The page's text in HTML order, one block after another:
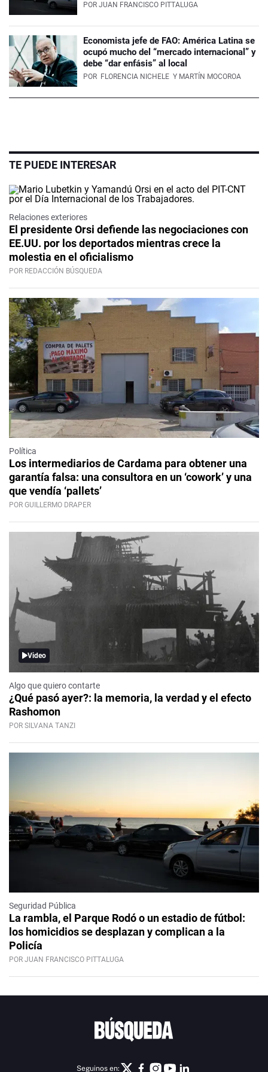
POR JUAN FRANCISCO PITTALUGA
Economista jefe de FAO: América Latina se
ocupó mucho del “mercado internacional” y
debe “dar enfásis” al local
POR FLORENCIA NICHELE Y MARTÍN MOCOROA
TE PUEDE INTERESAR
Relaciones exteriores
El presidente Orsi defiende las negociaciones con
EE.UU. por los deportados mientras crece la
molestia en el oficialismo
POR REDACCIÓN BÚSQUEDA
Política
Los intermediarios de Cardama para obtener una
garantía falsa: una consultora en un ‘cowork’ y una
que vendía ‘pallets’
POR GUILLERMO DRAPER
Video
Algo que quiero contarte
¿Qué pasó ayer?: la memoria, la verdad y el efecto
Rashomon
POR SILVANA TANZI
Seguridad Pública
La rambla, el Parque Rodó o un estadio de fútbol:
los homicidios se desplazan y complican a la
Policía
POR JUAN FRANCISCO PITTALUGA
Seguinos en: